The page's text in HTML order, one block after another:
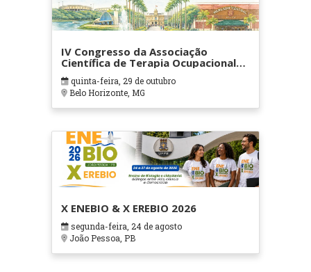
IV Congresso da Associação
Científica de Terapia Ocupacional
em Contextos Hospitalares e
Cuidados Paliativos - ATOHOSP
quinta-feira, 29 de outubro
Belo Horizonte, MG
X ENEBIO & X EREBIO 2026
segunda-feira, 24 de agosto
João Pessoa, PB